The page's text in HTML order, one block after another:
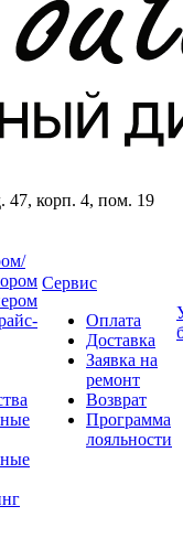
47, корп. 4, пом. 19
Сервис
Оплата
Доставка
Заявка на
ремонт
Возврат
Программа
лояльности